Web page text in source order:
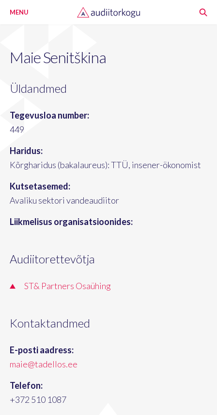
Maie Senitškina
Üldandmed
Tegevusloa number:
449
Haridus:
Kõrgharidus (bakalaureus): TTÜ, insener-ökonomist
Kutsetasemed:
Avaliku sektori vandeaudiitor
Liikmelisus organisatsioonides:
Audiitorettevõtja
ST& Partners Osaühing
Kontaktandmed
E-posti aadress:
maie@tadellos.ee
Telefon:
+372 510 1087
MENU